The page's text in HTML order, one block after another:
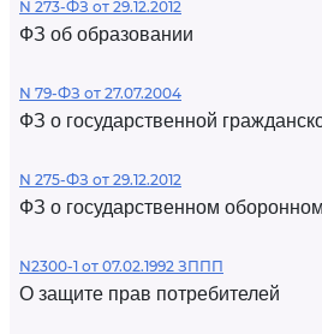
N 273-ФЗ от 29.12.2012
ФЗ об образовании
N 79-ФЗ от 27.07.2004
ФЗ о государственной
N 275-ФЗ от 29.12.2012
ФЗ о государственном
N2300-1 от 07.02.1992 ЗППП
О защите прав потребителей